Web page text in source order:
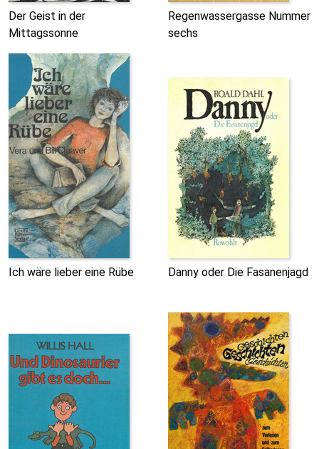
Der Geist in der
Mittagssonne
Regenwassergasse Nummer
sechs
Ich wäre lieber eine Rübe Danny oder Die Fasanenjagd